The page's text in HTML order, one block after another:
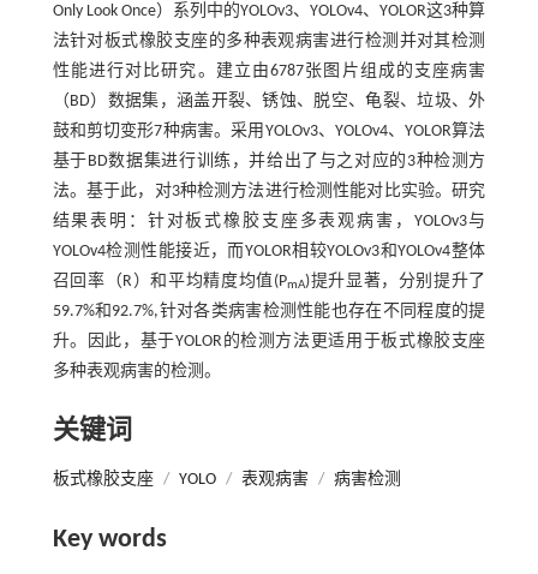
Only Look Once）系列中的YOLOv3、YOLOv4、YOLOR这3种算
法针对板式橡胶支座的多种表观病害进行检测并对其检测
性能进行对比研究。建立由6787张图片组成的支座病害
（BD）数据集，涵盖开裂、锈蚀、脱空、龟裂、垃圾、外
鼓和剪切变形7种病害。采用YOLOv3、YOLOv4、YOLOR算法
基于BD数据集进行训练，并给出了与之对应的3种检测方
法。基于此，对3种检测方法进行检测性能对比实验。研究
结果表明：针对板式橡胶支座多表观病害，YOLOv3与
YOLOv4检测性能接近，而YOLOR相较YOLOv3和YOLOv4整体
召回率（R）和平均精度均值(PmA)提升显著，分别提升了
59.7%和92.7%,针对各类病害检测性能也存在不同程度的提
升。因此，基于YOLOR的检测方法更适用于板式橡胶支座
多种表观病害的检测。
关键词
板式橡胶支座 / YOLO / 表观病害 / 病害检测
Key words